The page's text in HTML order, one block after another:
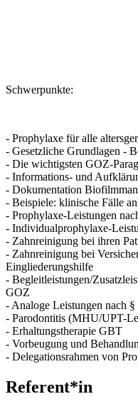
Schwerpunkte:
- Prophylaxe für alle
- Gesetzliche Grundlagen -
- Die wichtigsten GOZ-
- Informations- und
- Dokumentation
- Beispiele: klinische Fälle
- Prophylaxe-Leistungen
- Individualprophylaxe-
- Zahnreinigung bei ihren
- Zahnreinigung bei
Eingliederungshilfe
- Begleitleistungen/
GOZ
- Analoge Leistungen nach
- Parodontitis (MHU/UPT-
- Erhaltungstherapie GBT
- Vorbeugung und
- Delegationsrahmen von
Referent*in